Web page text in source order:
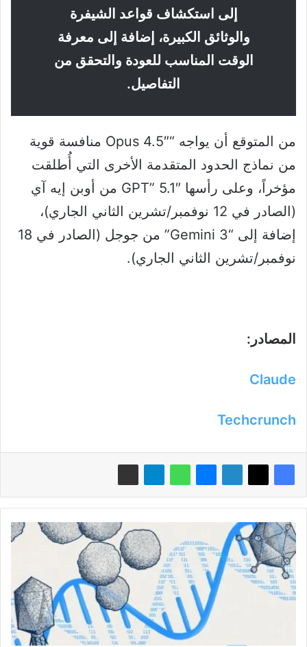
إلى استكشاف قواعد الشيفرة
والوثائق الكبيرة، إضافة إلى معرفة
الوقت المناسب للعودة والتحقق من
التفاصيل.
من المتوقع أن يواجه “Opus 4.5″ منافسة قوية
من نماذج الحدود المتقدمة الأخرى التي أُطلقت
مؤخراً، وعلى رأسها GPT” 5.1″ من أوبن إيه آي
(الصادر في 12 نوفمبر/تشرين الثاني الجاري)،
إضافة إلى “Gemini 3” من جوجل (الصادر في 18
نوفمبر/تشرين الثاني الجاري).
المصادر:
Claude
Techcrunch
إيفو:
نموذج
لغوي
جينومي
يبتكر
بروتينات